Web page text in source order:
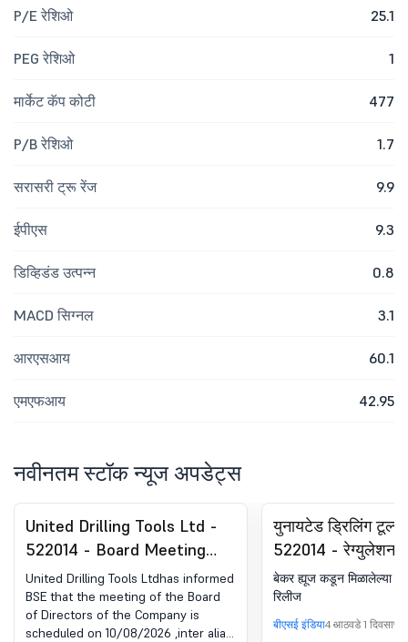
P/E रेशिओ 25.1
PEG रेशिओ 1
मार्केट कॅप कोटी 477
P/B रेशिओ 1.7
सरासरी ट्रू रेंज 9.9
ईपीएस 9.3
डिव्हिडंड उत्पन्न 0.8
MACD सिग्नल 3.1
आरएसआय 60.1
एमएफआय 42.95
नवीनतम स्टॉक न्यूज अपडेट्स
United Drilling Tools Ltd -
522014 - Board Meeting
Intimation for Financial
Results, Dividend And AGM
Notice
United Drilling Tools Ltdhas informed
BSE that the meeting of the Board
of Directors of the Company is
scheduled on 10/08/2026 ,inter alia,
युनायटेड ड्रिलिंग
522014 - रेग्युलेशन
(एलओडीआर) अंतर्गत
रिलीज / मीडिया रिलीज
बेकर ह्यूज कडून मिळालेल्या
रिलीज
बीएसई इंडिया4 आठवडे 1 दिवसापूर्वी